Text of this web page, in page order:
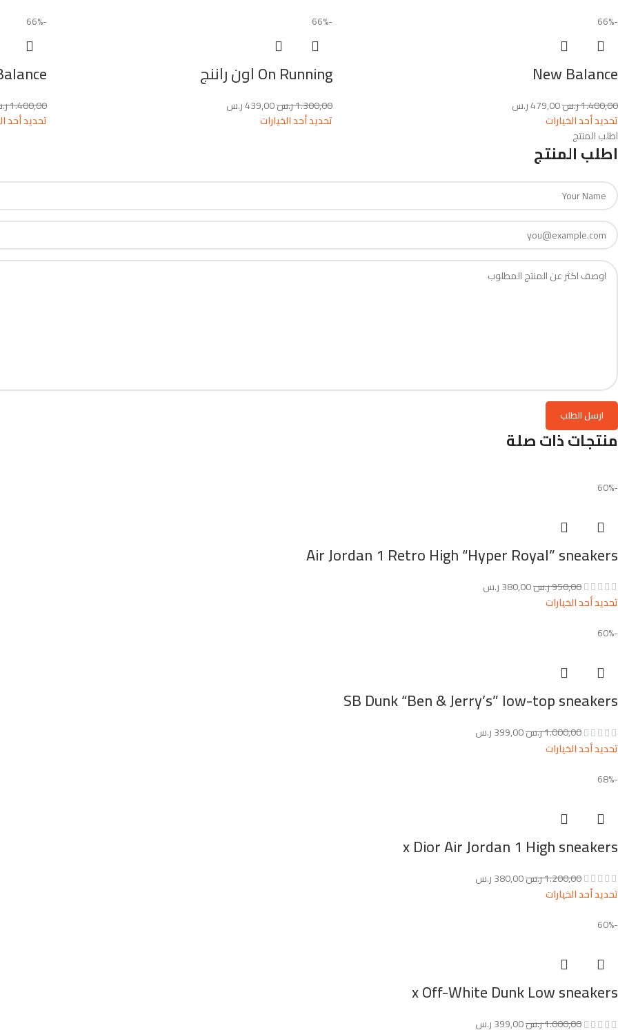
-66%
New Balance
1.400,00ر.س479,00ر.س
تحديد أحد الخيارات
-66%
On Running اون راننج
1.300,00ر.س439,00ر.س
تحديد أحد الخيارات
-66%
1.400,00
تحديد أحد
اطلب المنتج
اطلب المنتج
منتجات ذات صلة
-60%
Air Jordan 1 Retro High “Hyper Royal” sneakers
950,00ر.س380,00ر.س
تحديد أحد الخيارات
-60%
SB Dunk “Ben & Jerry’s” low-top sneakers
1.000,00ر.س399,00ر.س
تحديد أحد الخيارات
-68%
x Dior Air Jordan 1 High sneakers
1.200,00ر.س380,00ر.س
تحديد أحد الخيارات
-60%
x Off-White Dunk Low sneakers
1.000,00ر.س399,00ر.س